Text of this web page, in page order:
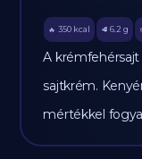
🔥 350 kcal 🥩 6.2 g
A krémfehérsajt
sajtkrém.
mértékkel